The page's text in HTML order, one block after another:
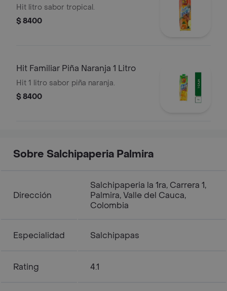
Tetrapack
Hit litro sabor tropical.
$ 8400
Hit Familiar Piña Naranja 1 Litro
Hit 1 litro sabor piña naranja.
$ 8400
Sobre Salchipaperia Palmira
Dirección
Salchipaperia la 1ra, Carrera 1,
Palmira, Valle del Cauca,
Colombia
Especialidad Salchipapas
Rating 4.1